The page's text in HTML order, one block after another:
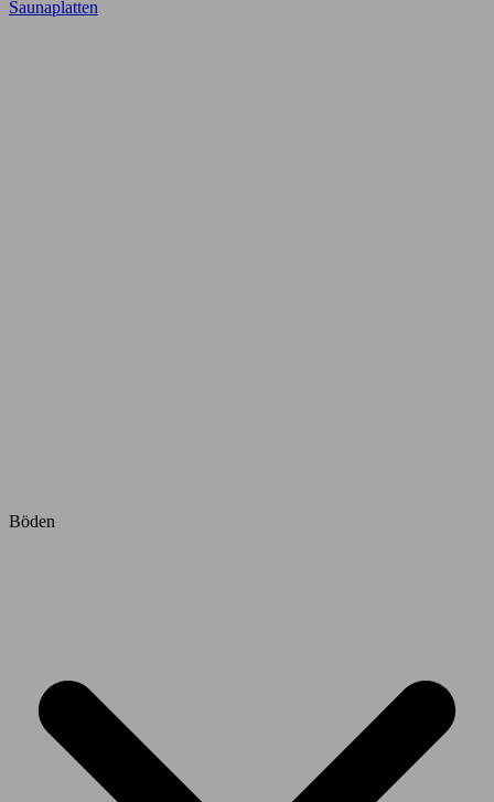
Saunaplatten
Böden